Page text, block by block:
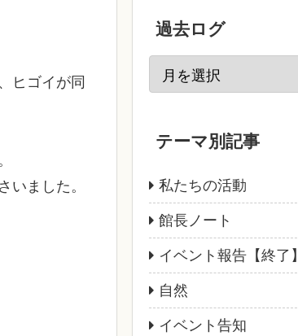
ヒゴイが同
いました。
過去ログ
テーマ別記事
私たちの活動
館長ノート
イベント報告【終了】
自然
イベント告知